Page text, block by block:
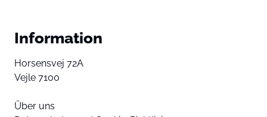
Information
Horsensvej 72A
Vejle 7100
Über uns